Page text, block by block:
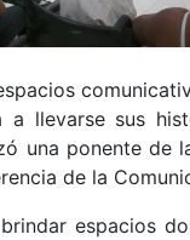
a llevarse sus
una ponente de
de la
espacios